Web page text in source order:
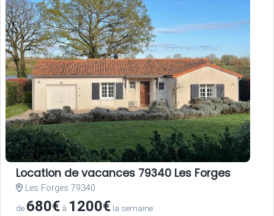
Location de vacances 79340 Les Forges
Les Forges 79340
de 680€ à 1200€ la semaine